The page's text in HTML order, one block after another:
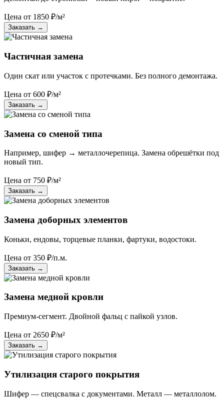
Цена от 1850 ₽/м²
Заказать →
Частичная замена
Один скат или участок с протечками. Без полного демонтажа.
Цена от 600 ₽/м²
Заказать →
Замена со сменой типа
Например, шифер → металлочерепица. Замена обрешётки под
новый тип.
Цена от 750 ₽/м²
Заказать →
Замена доборных элементов
Коньки, ендовы, торцевые планки, фартуки, водостоки.
Цена от 350 ₽/п.м.
Заказать →
Замена медной кровли
Премиум-сегмент. Двойной фальц с пайкой узлов.
Цена от 2650 ₽/м²
Заказать →
Утилизация старого покрытия
Шифер — спецсвалка с документами. Металл — металлолом.